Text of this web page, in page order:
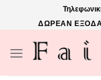
ΔΩΡΕΑΝ